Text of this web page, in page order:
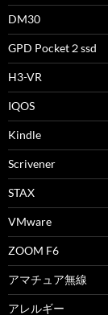
DM30
GPD Pocket２ssd
H3-VR
IQOS
Kindle
Scrivener
STAX
VMware
ZOOM F6
アマチュア無線
アレルギー